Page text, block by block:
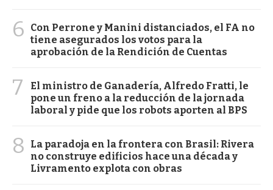
6
Con Perrone y Manini distanciados, el FA no
tiene asegurados los votos para la
aprobación de la Rendición de Cuentas
7
El ministro de Ganadería, Alfredo Fratti, le
pone un freno a la reducción de la jornada
laboral y pide que los robots aporten al BPS
8
La paradoja en la frontera con Brasil: Rivera
no construye edificios hace una década y
Livramento explota con obras